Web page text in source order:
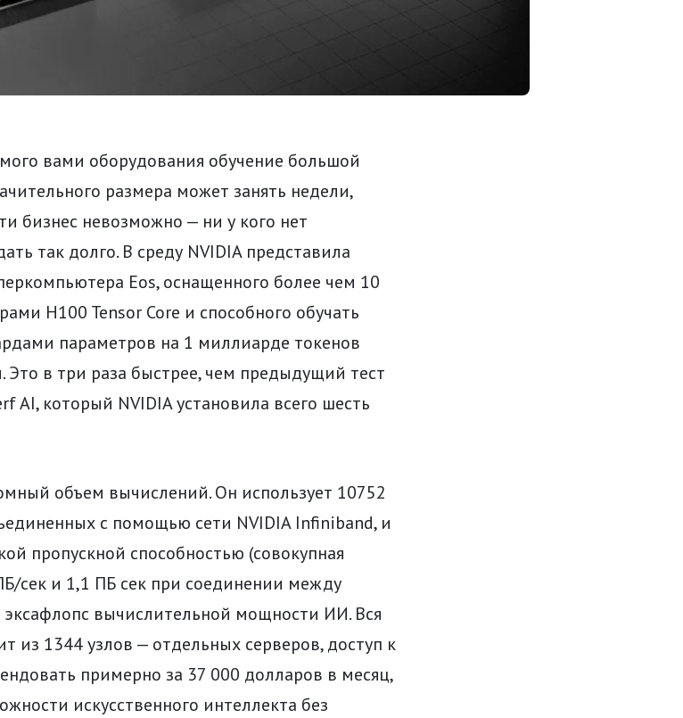
вами оборудования обучение большой
размера может занять недели,
бизнес невозможно — ни у кого нет
так долго. В среду NVIDIA представила
Eos, оснащенного более чем 10
H100 Tensor Core и способного обучать
параметров на 1 миллиарде токенов
Это в три раза быстрее, чем предыдущий тест
AI, который NVIDIA установила всего шесть
объем вычислений. Он использует 10752
с помощью сети NVIDIA Infiniband, и
пропускной способностью (совокупная
сек и 1,1 ПБ сек при соединении между
эксафлопс вычислительной мощности ИИ. Вся
из 1344 узлов — отдельных серверов, доступ к
примерно за 37 000 долларов в месяц,
искусственного интеллекта без